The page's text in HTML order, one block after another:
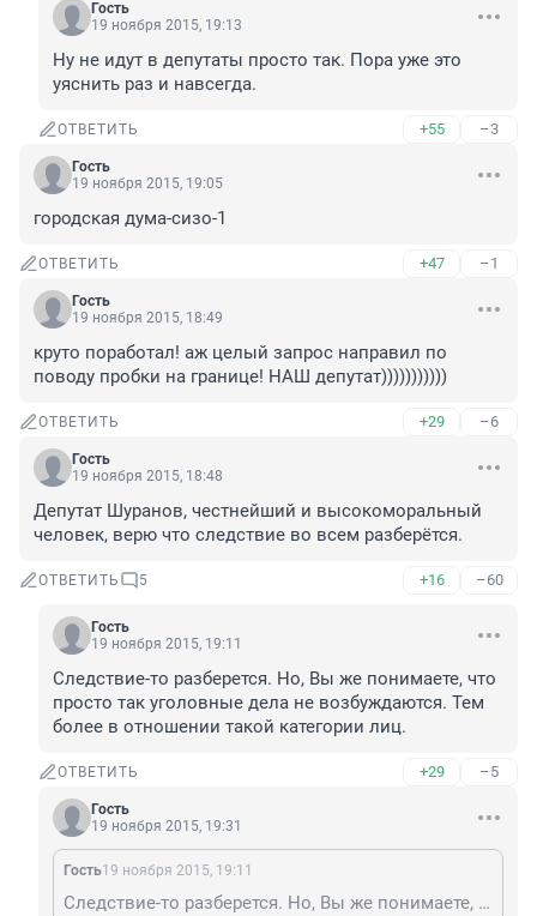
Гость
19 ноября 2015, 19:13
Ну не идут в депутаты просто так. Пора уже это
уяснить раз и навсегда.
ОТВЕТИТЬ +55 –3
Гость
19 ноября 2015, 19:05
городская дума-сизо-1
ОТВЕТИТЬ +47 –1
Гость
19 ноября 2015, 18:49
круто поработал! аж целый запрос направил по
поводу пробки на границе! НАШ депутат)))))))))))
ОТВЕТИТЬ +29 –6
Гость
19 ноября 2015, 18:48
Депутат Шуранов, честнейший и высокоморальный
человек, верю что следствие во всем разберётся.
ОТВЕТИТЬ 5 +16 –60
Гость
19 ноября 2015, 19:11
Следствие-то разберется. Но, Вы же понимаете, что
просто так уголовные дела не возбуждаются. Тем
более в отношении такой категории лиц.
ОТВЕТИТЬ +29 –5
Гость
19 ноября 2015, 19:31
Гость19 ноября 2015, 19:11
Следствие-то разберется. Но, Вы же понимаете, что просто так уголовные дела не возбуждаются. Тем более в отношении такой категории лиц.